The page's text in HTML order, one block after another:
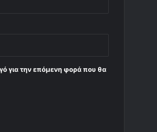
για την επόμενη φορά που θα